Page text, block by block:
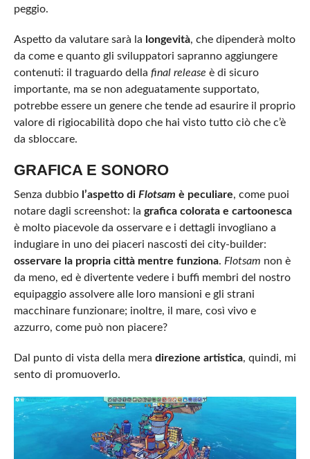
peggio.
Aspetto da valutare sarà la longevità, che dipenderà molto
da come e quanto gli sviluppatori sapranno aggiungere
contenuti: il traguardo della final release è di sicuro
importante, ma se non adeguatamente supportato,
potrebbe essere un genere che tende ad esaurire il proprio
valore di rigiocabilità dopo che hai visto tutto ciò che c’è
da sbloccare.
GRAFICA E SONORO
Senza dubbio l’aspetto di Flotsam è peculiare, come puoi
notare dagli screenshot: la grafica colorata e cartoonesca
è molto piacevole da osservare e i dettagli invogliano a
indugiare in uno dei piaceri nascosti dei city-builder:
osservare la propria città mentre funziona. Flotsam non è
da meno, ed è divertente vedere i buffi membri del nostro
equipaggio assolvere alle loro mansioni e gli strani
macchinare funzionare; inoltre, il mare, così vivo e
azzurro, come può non piacere?
Dal punto di vista della mera direzione artistica, quindi, mi
sento di promuoverlo.